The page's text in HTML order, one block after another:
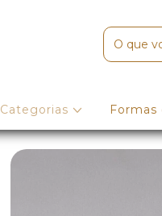
Categorias